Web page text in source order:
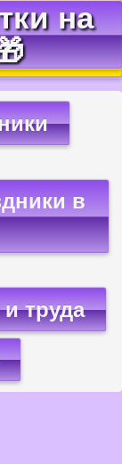
на
в
труда